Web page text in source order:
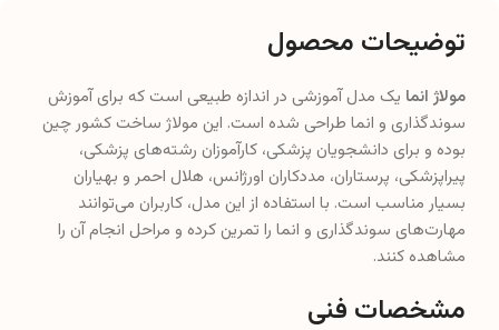
توضیحات محصول
مولاژ انما یک مدل آموزشی در اندازه طبیعی است که برای آموزش
سوندگذاری و انما طراحی شده است. این مولاژ ساخت کشور چین
بوده و برای دانشجویان پزشکی، کارآموزان رشته‌های پزشکی،
پیراپزشکی، پرستاران، مددکاران اورژانس، هلال احمر و بهیاران
بسیار مناسب است. با استفاده از این مدل، کاربران می‌توانند
مهارت‌های سوندگذاری و انما را تمرین کرده و مراحل انجام آن را
مشاهده کنند.
مشخصات فنی